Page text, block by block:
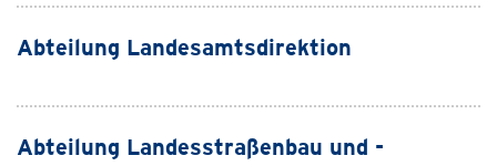
Abteilung Landesamtsdirektion
Abteilung Landesstraßenbau und -